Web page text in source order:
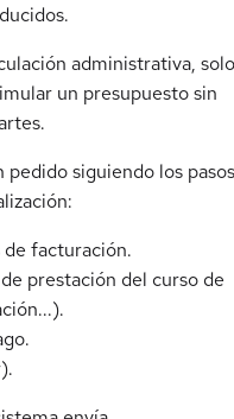
administrativa, solo
un presupuesto sin
pedido siguiendo los pasos
facturación.
prestación del curso de